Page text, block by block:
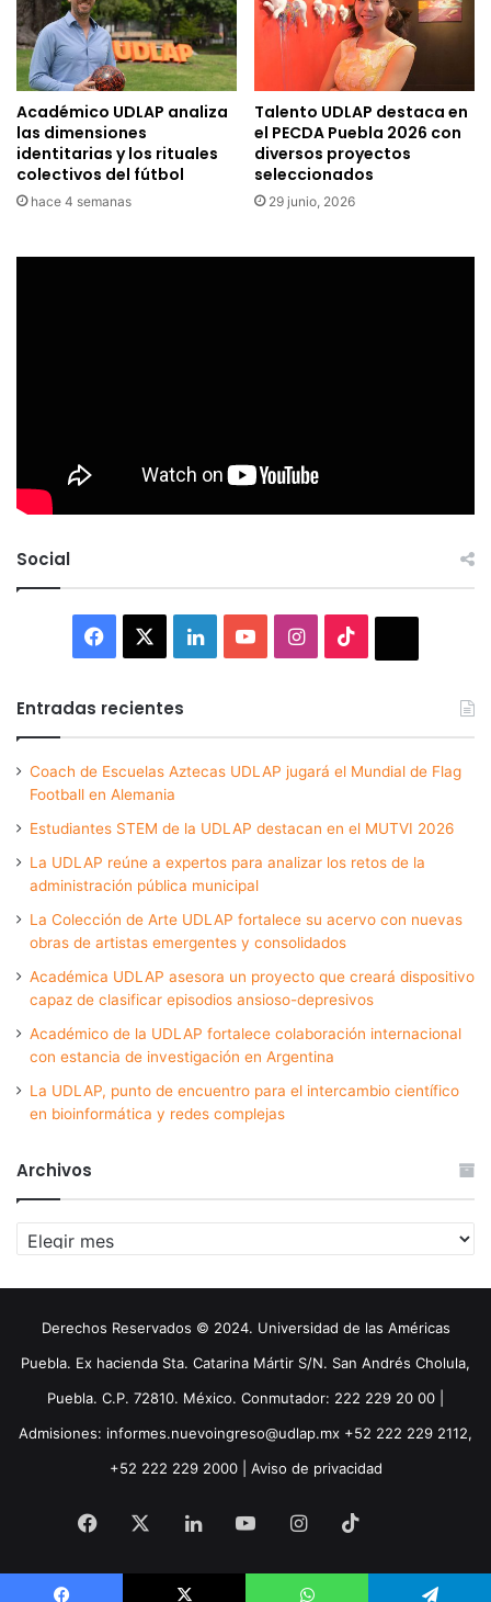
Académico UDLAP analiza
las dimensiones
identitarias y los rituales
colectivos del fútbol
hace 4 semanas
Talento UDLAP destaca en
el PECDA Puebla 2026 con
diversos proyectos
seleccionados
29 junio, 2026
Social
Facebook LinkedInYouTubeInstagram
Entradas recientes
Coach de Escuelas Aztecas UDLAP jugará el Mundial de Flag
Football en Alemania
Estudiantes STEM de la UDLAP destacan en el MUTVI 2026
La UDLAP reúne a expertos para analizar los retos de la
administración pública municipal
La Colección de Arte UDLAP fortalece su acervo con nuevas
obras de artistas emergentes y consolidados
Académica UDLAP asesora un proyecto que creará dispositivo
capaz de clasificar episodios ansioso-depresivos
Académico de la UDLAP fortalece colaboración internacional
con estancia de investigación en Argentina
La UDLAP, punto de encuentro para el intercambio científico
en bioinformática y redes complejas
Archivos
Archivos
Derechos Reservados © 2024. Universidad de las Américas
Puebla. Ex hacienda Sta. Catarina Mártir S/N. San Andrés Cholula,
Puebla. C.P. 72810. México. Conmutador: 222 229 20 00 |
Admisiones: informes.nuevoingreso@udlap.mx +52 222 229 2112,
+52 222 229 2000 | Aviso de privacidad
Facebook LinkedInYouTubeInstagram